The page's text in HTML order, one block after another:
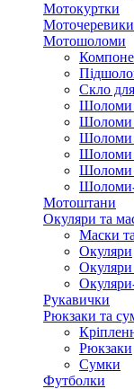
Мотокуртки
Моточеревики
Мотошоломи
Скло
Шоломи
Шоломи
Шоломи
Шоломи
Шоломи
Мотоштани
Окуляри та
Маски
Окуляри
Окуляри
Рукавички
Рюкзаки та
Рюкзаки
Сумки
Футболки